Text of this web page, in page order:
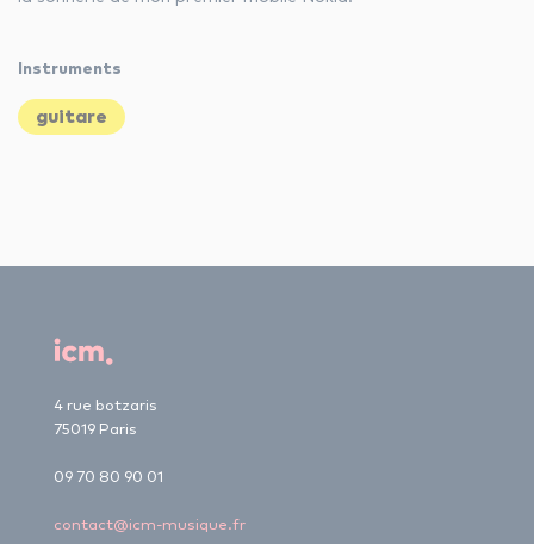
Instruments
guitare
4 rue botzaris
75019 Paris
09 70 80 90 01
contact@icm-musique.fr